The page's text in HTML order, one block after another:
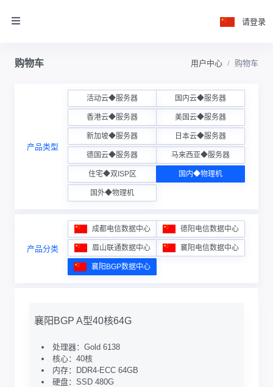
请登录
购物车 用户中心 购物车
产品类型
活动云◆服务器 国内云◆服务器
香港云◆服务器 美国云◆服务器
新加坡◆服务器 日本云◆服务器
德国云◆服务器 马来西亚◆服务器
住宅◆双ISP区 国内◆物理机
国外◆物理机
产品分类
成都电信数据中心 德阳电信数据中心
眉山联通数据中心 襄阳电信数据中心
襄阳BGP数据中心
襄阳BGP A型40核64G
处理器：Gold 6138
核心：40核
内存：DDR4-ECC 64GB
硬盘：SSD 480G